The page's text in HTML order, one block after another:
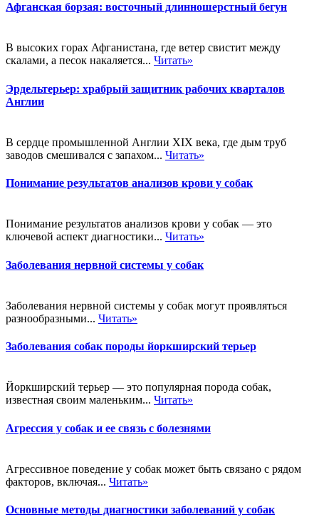
Афганская борзая: восточный длинношерстный бегун
В высоких горах Афганистана, где ветер свистит между
скалами, а песок накаляется... Читать»
Эрдельтерьер: храбрый защитник рабочих кварталов
Англии
В сердце промышленной Англии XIX века, где дым труб
заводов смешивался с запахом... Читать»
Понимание результатов анализов крови у собак
Понимание результатов анализов крови у собак — это
ключевой аспект диагностики... Читать»
Заболевания нервной системы у собак
Заболевания нервной системы у собак могут проявляться
разнообразными... Читать»
Заболевания собак породы йоркширский терьер
Йоркширский терьер — это популярная порода собак,
известная своим маленьким... Читать»
Агрессия у собак и ее связь с болезнями
Агрессивное поведение у собак может быть связано с рядом
факторов, включая... Читать»
Основные методы диагностики заболеваний у собак